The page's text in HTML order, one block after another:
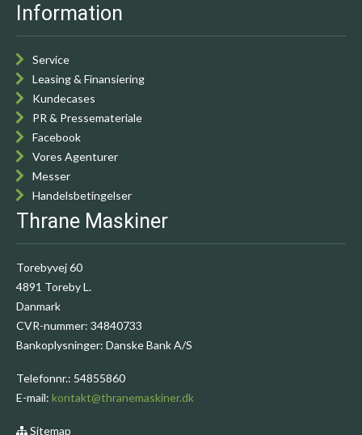
Information
Service
Leasing & Finansiering
Kundecases
PR & Pressemateriale
Facebook
Vores Agenturer
Messer
Handelsbetingelser
Thrane Maskiner
Torebyvej 60
4891 Toreby L.
Danmark
CVR-nummer: 34840733
Bankoplysninger: Danske Bank A/S
Telefonnr.: 54855860
E-mail: kontakt@thranemaskiner.dk
Sitemap